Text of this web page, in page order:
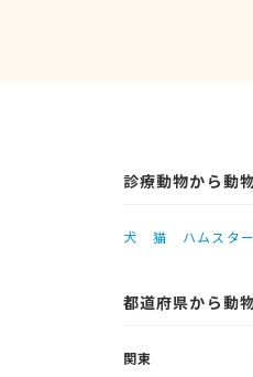
診療動物から動
犬 猫 ハムスター
都道府県から動
関東